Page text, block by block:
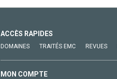
ACCÈS RAPIDES
DOMAINES TRAITÉS EMC REVUES
MON COMPTE